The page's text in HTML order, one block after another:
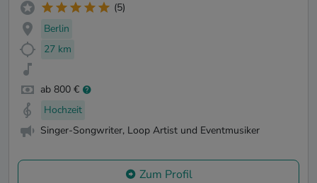
(5)
Berlin
27 km
ab 800 €
Hochzeit
Singer-Songwriter, Loop Artist und Eventmusiker
Zum Profil